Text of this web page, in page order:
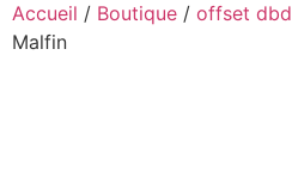
Accueil / Boutique / offset dbd
Malfin